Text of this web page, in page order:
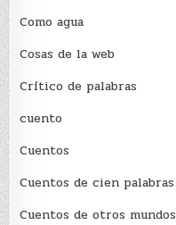
Como agua
Cosas de la web
Crítico de palabras
cuento
Cuentos
Cuentos de cien palabras
Cuentos de otros mundos